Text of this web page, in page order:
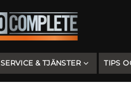
SERVICE & TJÄNSTER TIPS